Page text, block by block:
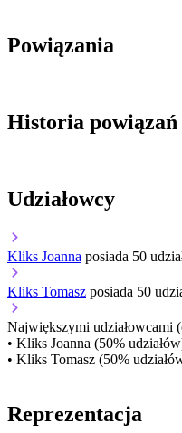
Powiązania
Historia powiązań
Udziałowcy
Kliks Joanna posiada 50
Kliks Tomasz posiada 50
Największymi udziałowcami
• Kliks Joanna (50%
• Kliks Tomasz (50%
Reprezentacja